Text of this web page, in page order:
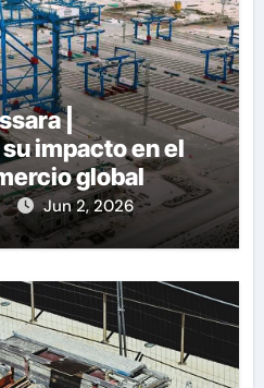
|
impacto en el
global
Jun 2, 2026